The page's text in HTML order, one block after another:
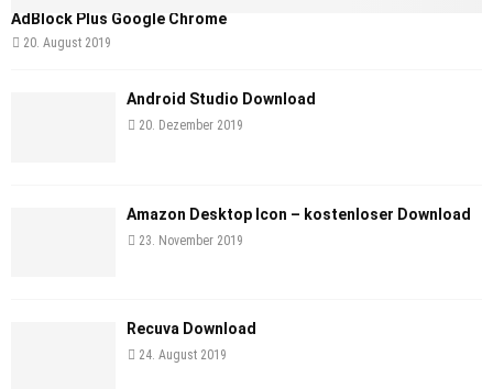
AdBlock Plus Google Chrome
20. August 2019
Android Studio Download
20. Dezember 2019
Amazon Desktop Icon – kostenloser Download
23. November 2019
Recuva Download
24. August 2019